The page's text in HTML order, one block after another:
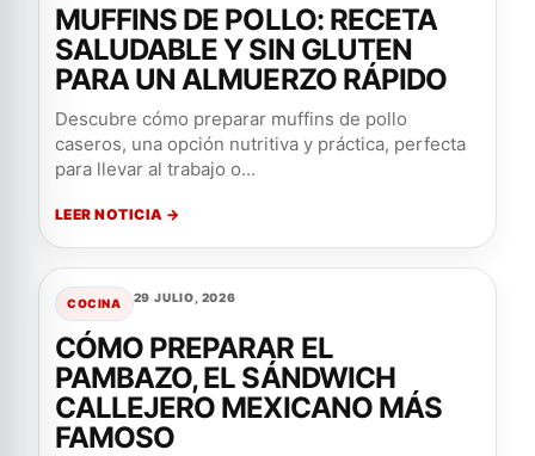
MUFFINS DE POLLO: RECETA
SALUDABLE Y SIN GLUTEN
PARA UN ALMUERZO RÁPIDO
Descubre cómo preparar muffins de pollo
caseros, una opción nutritiva y práctica, perfecta
para llevar al trabajo o...
LEER NOTICIA →
COCINA 29 JULIO, 2026
CÓMO PREPARAR EL
PAMBAZO, EL SÁNDWICH
CALLEJERO MEXICANO MÁS
FAMOSO